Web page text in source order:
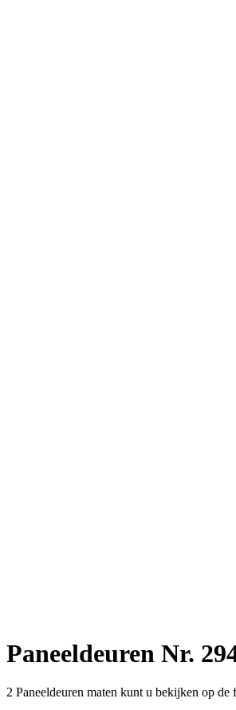
Paneeldeuren Nr.
2 Paneeldeuren maten kunt u bekijken op de